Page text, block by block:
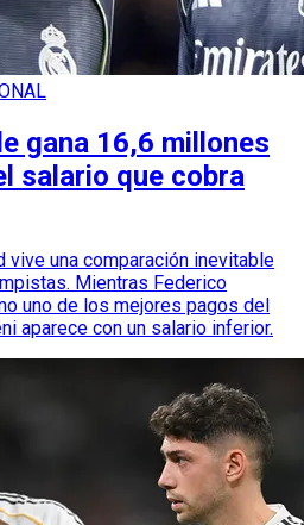
gana 16,6 millones
salario que cobra
vive una comparación inevitable
Mientras Federico
uno de los mejores pagos del
aparece con un salario inferior.